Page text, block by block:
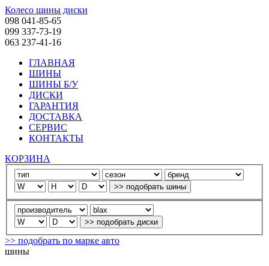
Колесо шины диски
098 041-85-65
099 337-73-19
063 237-41-16
ГЛАВНАЯ
ШИНЫ
ШИНЫ Б/У
ДИСКИ
ГАРАНТИЯ
ДОСТАВКА
СЕРВИС
КОНТАКТЫ
КОРЗИНА
>> подобрать по марке авто
шины